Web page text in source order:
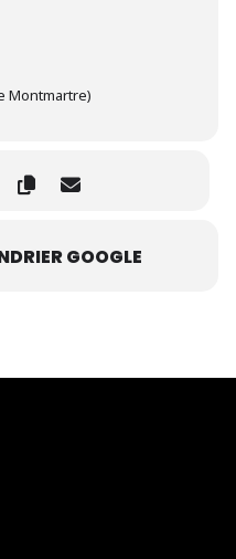
Montmartre)
GOOGLE